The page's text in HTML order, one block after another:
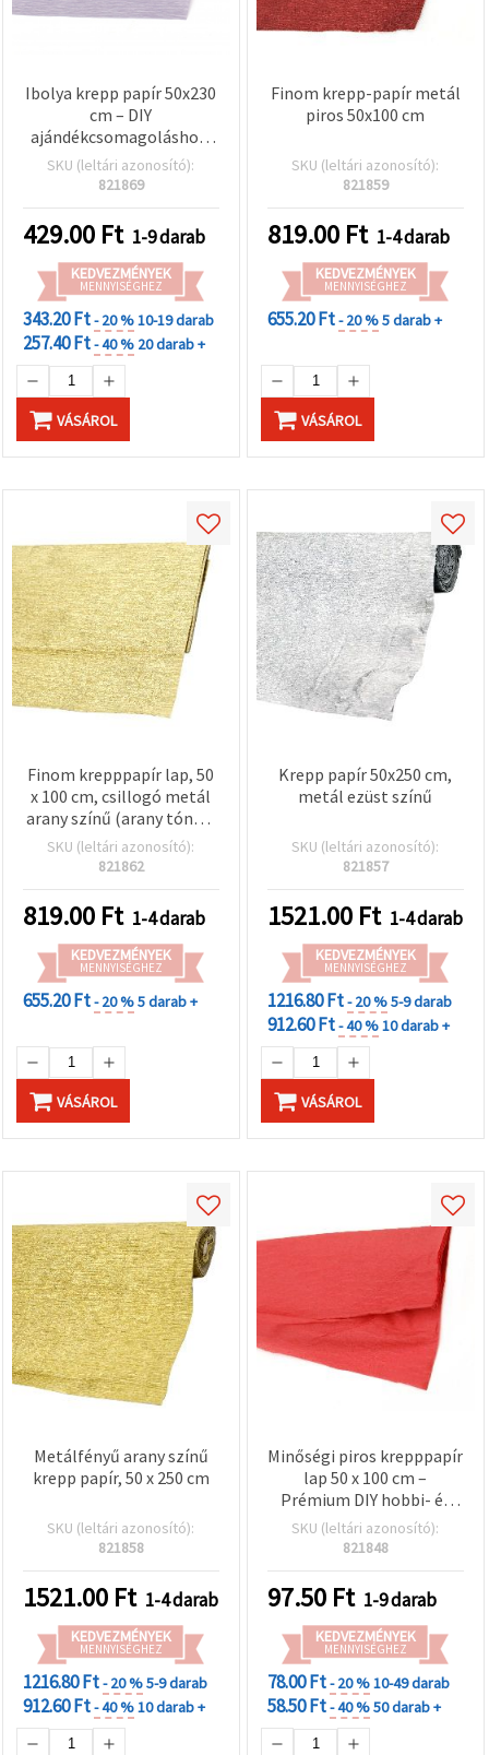
Ibolya krepp papír 50x230
cm – DIY
ajándékcsomagoláshoz,
papírvirágokhoz és
ünnepi dekorációkhoz
SKU (leltári azonosító):
821869
429.00 Ft 1-9 darab
KEDVEZMÉNYEK
MENNYISÉGHEZ
343.20 Ft- 20 %10-19 darab
257.40 Ft- 40 % 20 darab +
VÁSÁROL
Finom krepp-papír metál
piros 50x100 cm
SKU (leltári azonosító):
821859
819.00 Ft 1-4 darab
KEDVEZMÉNYEK
MENNYISÉGHEZ
655.20 Ft- 20 %5 darab +
VÁSÁROL
Finom krepppapír lap, 50
x 100 cm, csillogó metál
arany színű (arany tónus)
– textúrált, nyújtható
kézműves papír
virágkötészethez, party
dekorhoz és DIY/hobbi
alkotásokhoz
SKU (leltári azonosító):
821862
819.00 Ft 1-4 darab
KEDVEZMÉNYEK
MENNYISÉGHEZ
655.20 Ft- 20 %5 darab +
VÁSÁROL
Krepp papír 50x250 cm,
metál ezüst színű
SKU (leltári azonosító):
821857
1521.00 Ft 1-4 darab
KEDVEZMÉNYEK
MENNYISÉGHEZ
1216.80 Ft- 20 %5-9 darab
912.60 Ft- 40 %10 darab +
VÁSÁROL
Metálfényű arany színű
krepp papír, 50 x 250 cm
SKU (leltári azonosító):
821858
1521.00 Ft 1-4 darab
KEDVEZMÉNYEK
MENNYISÉGHEZ
1216.80 Ft- 20 %5-9 darab
912.60 Ft- 40 %10 darab +
Minőségi piros krepppapír
lap 50 x 100 cm –
Prémium DIY hobbi- és
kézműves papír
virágkészítéshez, parti
ajándékcsomagoláshoz
és iskolai projektekhez
SKU (leltári azonosító):
821848
97.50 Ft 1-9 darab
KEDVEZMÉNYEK
MENNYISÉGHEZ
78.00 Ft- 20 %10-49 darab
58.50 Ft- 40 %50 darab +